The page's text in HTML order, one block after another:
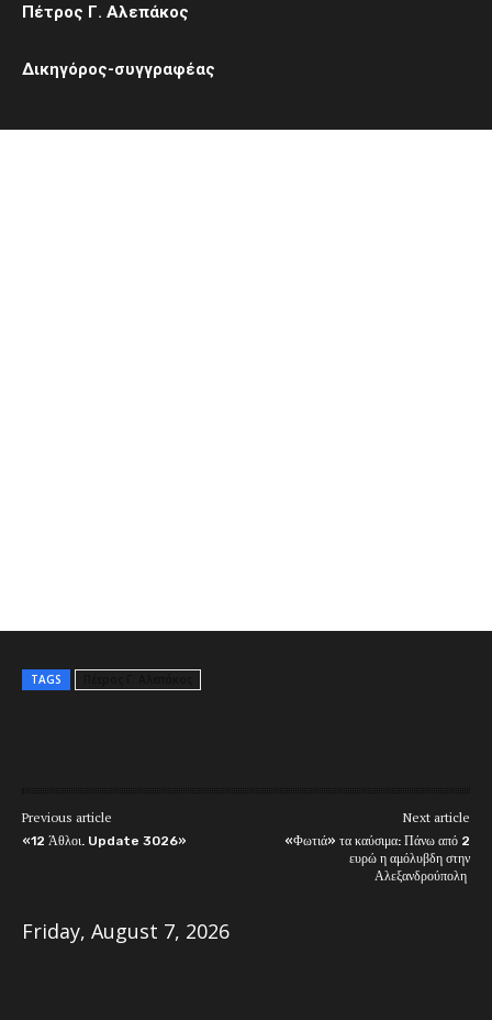
Πέτρος Γ. Αλεπάκος
Δικηγόρος-συγγραφέας
TAGS
Previous article
«12 Άθλοι. Update 3026»
Next article
«Φωτιά» τα καύσιμα: Πάνω από 2
ευρώ η αμόλυβδη στην
Αλεξανδρούπολη
Friday, August 7, 2026